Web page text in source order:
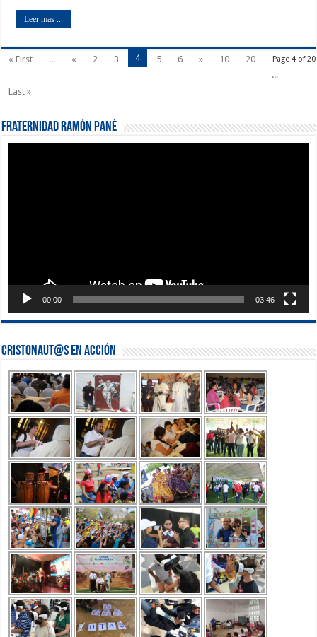
Leer mas ...
Page 4 of 20
« First ... « 2 3 4 5 6 » 10
20
...
Last »
Fraternidad Ramón Pané
00:00 03:46
Cristonaut@s en Acción